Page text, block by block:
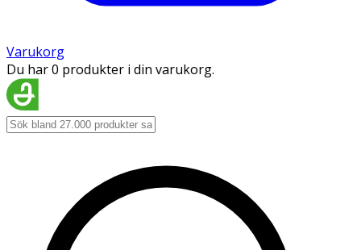
Varukorg
Du har 0 produkter i din varukorg.